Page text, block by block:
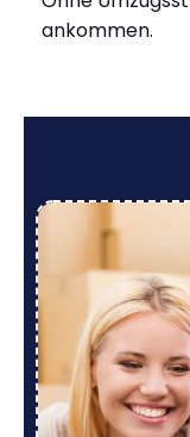
ankommen.